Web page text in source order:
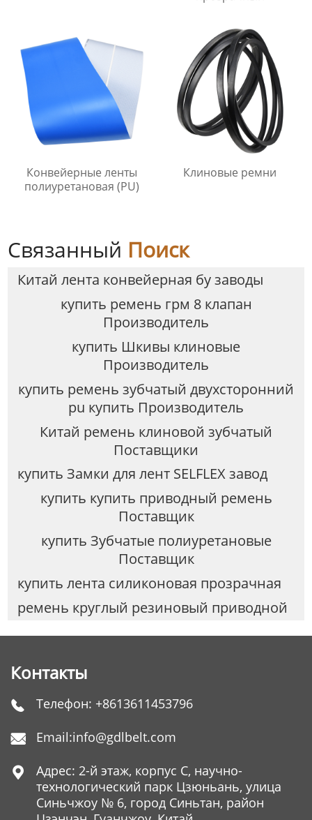
Конвейерные ленты
полиуретановая (PU)
Клиновые ремни
Связанный Поиск
Китай лента конвейерная бу заводы
купить ремень грм 8 клапан
Производитель
купить Шкивы клиновые
Производитель
купить ремень зубчатый двухсторонний
pu купить Производитель
Китай ремень клиновой зубчатый
Поставщики
купить Замки для лент SELFLEX завод
купить купить приводный ремень
Поставщик
купить Зубчатые полиуретановые
Поставщик
купить лента силиконовая прозрачная
ремень круглый резиновый приводной
Контакты
 Телефон: +8613611453796
 Email:info@gdlbelt.com

Адрес: 2-й этаж, корпус C, научно-
технологический парк Цзюньань, улица
Синьчжоу № 6, город Синьтан, район